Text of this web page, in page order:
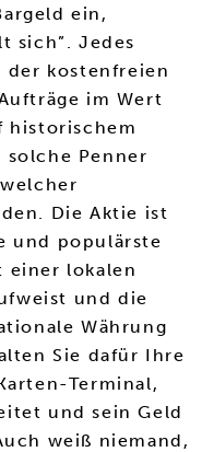
ein,
sich”. Jedes
kostenfreien
im Wert
historischem
solche Penner
Die Aktie ist
und populärste
einer lokalen
und die
Währung
Sie dafür Ihre
Terminal,
und sein Geld
weiß niemand,